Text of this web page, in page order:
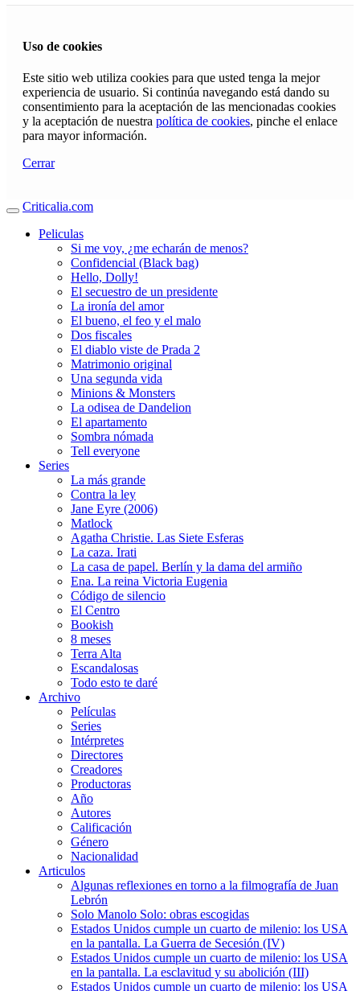
Uso de cookies
Este sitio web utiliza cookies para que usted tenga la mejor
experiencia de usuario. Si continúa navegando está dando su
consentimiento para la aceptación de las mencionadas cookies
y la aceptación de nuestra política de cookies, pinche el enlace
para mayor información.
Cerrar
Criticalia.com
Peliculas
Si me voy, ¿me echarán de menos?
Confidencial (Black bag)
Hello, Dolly!
El secuestro de un presidente
La ironía del amor
El bueno, el feo y el malo
Dos fiscales
El diablo viste de Prada 2
Matrimonio original
Una segunda vida
Minions & Monsters
La odisea de Dandelion
El apartamento
Sombra nómada
Tell everyone
Series
La más grande
Contra la ley
Jane Eyre (2006)
Matlock
Agatha Christie. Las Siete Esferas
La caza. Irati
La casa de papel. Berlín y la dama del armiño
Ena. La reina Victoria Eugenia
Código de silencio
El Centro
Bookish
8 meses
Terra Alta
Escandalosas
Todo esto te daré
Archivo
Películas
Series
Intérpretes
Directores
Creadores
Productoras
Año
Autores
Calificación
Género
Nacionalidad
Articulos
Algunas reflexiones en torno a la filmografía de Juan
Lebrón
Solo Manolo Solo: obras escogidas
Estados Unidos cumple un cuarto de milenio: los USA
en la pantalla. La Guerra de Secesión (IV)
Estados Unidos cumple un cuarto de milenio: los USA
en la pantalla. La esclavitud y su abolición (III)
Estados Unidos cumple un cuarto de milenio: los USA